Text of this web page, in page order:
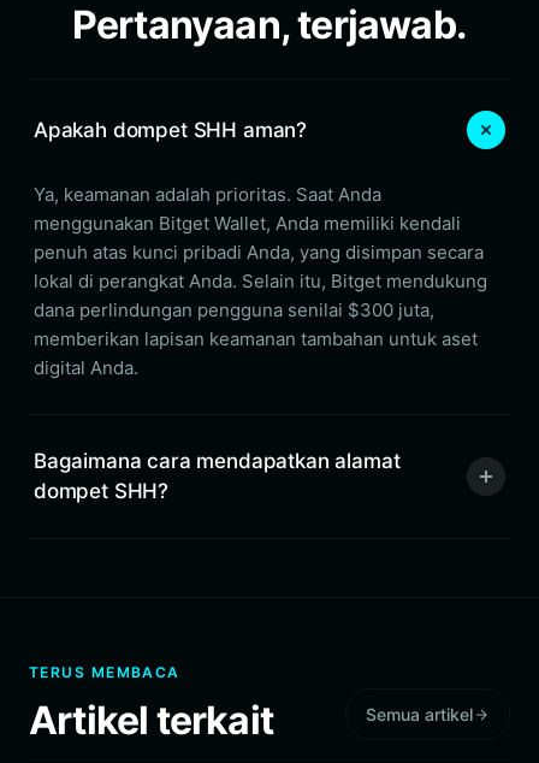
Pertanyaan, terjawab.
Apakah dompet SHH aman?
Ya, keamanan adalah prioritas. Saat Anda
menggunakan Bitget Wallet, Anda memiliki kendali
penuh atas kunci pribadi Anda, yang disimpan secara
lokal di perangkat Anda. Selain itu, Bitget mendukung
dana perlindungan pengguna senilai $300 juta,
memberikan lapisan keamanan tambahan untuk aset
digital Anda.
Bagaimana cara mendapatkan alamat
dompet SHH?
TERUS MEMBACA
Artikel terkait Semua artikel